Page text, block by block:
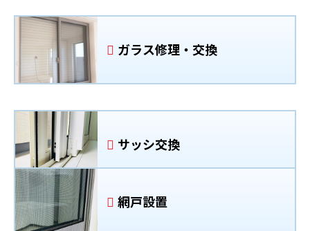
ガラス修理・交換
サッシ交換
網戸設置